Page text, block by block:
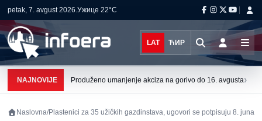
petak, 7. avgust 2026.Ужице 22°C
LAT ЋИР
NAJNOVIJE Produženo umanjenje akciza na gorivo do 16. avgusta›
Naslovna/Plastenici za 35 užičkih gazdinstava, ugovori se potpisuju 8. juna